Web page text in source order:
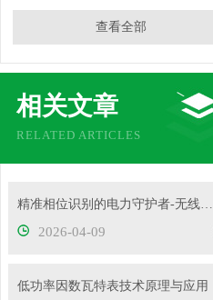
查看全部
相关文章
RELATED ARTICLES
精准相位识别的电力守护者-无线高压核相仪
2026-04-09
低功率因数瓦特表技术原理与应用